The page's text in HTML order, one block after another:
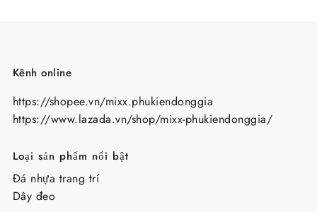
Kênh online
https://shopee.vn/mixx.phukiendonggia
https://www.lazada.vn/shop/mixx-phukiendonggia/
Loại sản phẩm nổi bật
Đá nhựa trang trí
Dây đeo